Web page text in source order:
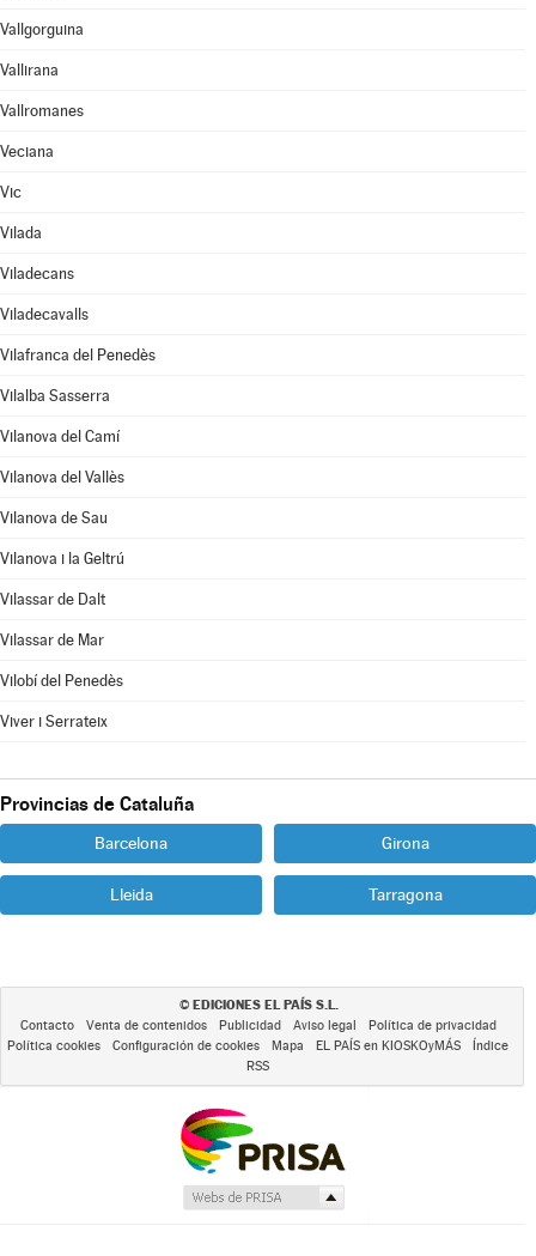
Vallgorguina
Vallirana
Vallromanes
Veciana
Vic
Vilada
Viladecans
Viladecavalls
Vilafranca del Penedès
Vilalba Sasserra
Vilanova del Camí
Vilanova del Vallès
Vilanova de Sau
Vilanova i la Geltrú
Vilassar de Dalt
Vilassar de Mar
Vilobí del Penedès
Viver i Serrateix
Provincias de Cataluña
Barcelona Girona
Lleida Tarragona
© EDICIONES EL PAÍS S.L.
Contacto Venta de contenidos Publicidad Aviso legal
Política de privacidad
Política cookies
Configuración de cookies Mapa EL PAÍS en KIOSKOyMÁS
Índice
RSS